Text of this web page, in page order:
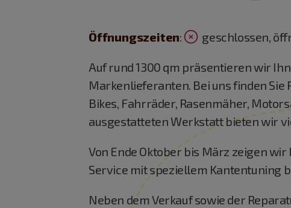
Öffnungszeiten: geschlossen,
Auf rund 1300 qm präsentieren wir
Markenlieferanten. Bei uns finden Sie
Bikes, Fahrräder, Rasenmäher,
ausgestatteten Werkstatt bieten wir
Von Ende Oktober bis März zeigen
Service mit speziellem Kantentuning
Neben dem Verkauf sowie der